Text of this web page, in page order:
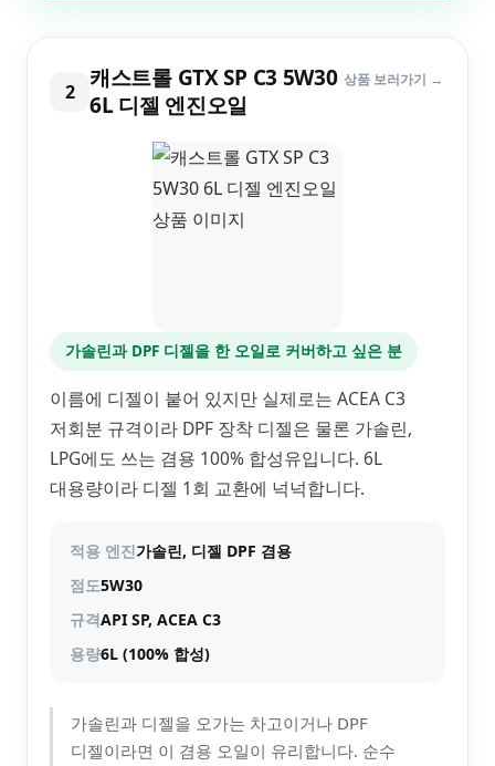
2
캐스트롤 GTX SP C3 5W30
6L 디젤 엔진오일
상품 보러가기 →
가솔린과 DPF 디젤을 한 오일로 커버하고 싶은 분
이름에 디젤이 붙어 있지만 실제로는 ACEA C3
저회분 규격이라 DPF 장착 디젤은 물론 가솔린,
LPG에도 쓰는 겸용 100% 합성유입니다. 6L
대용량이라 디젤 1회 교환에 넉넉합니다.
적용 엔진가솔린, 디젤 DPF 겸용
점도5W30
규격API SP, ACEA C3
용량6L (100% 합성)
가솔린과 디젤을 오가는 차고이거나 DPF
디젤이라면 이 겸용 오일이 유리합니다. 순수